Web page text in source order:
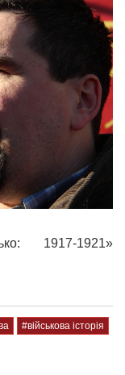
1917-1921»
#військова історія